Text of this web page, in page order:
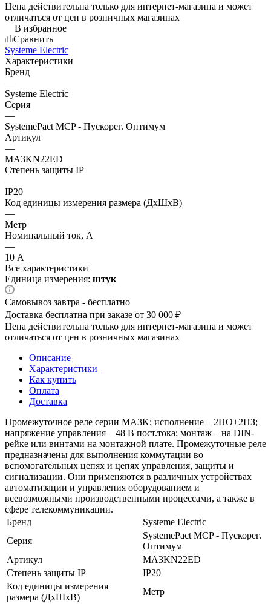
Цена действительна только для интернет-магазина и может
отличаться от цен в розничных магазинах
В избранное
Сравнить
Systeme Electric
Характеристики
Бренд
—
Systeme Electric
Серия
—
SystemePact MCP - Пускорег. Оптимум
Артикул
—
MA3KN22ED
Степень защиты IP
—
IP20
Код единицы измерения размера (ДхШхВ)
—
Метр
Номинальный ток, А
—
10 А
Все характеристики
Единица измерения: штук
Самовывоз завтра - бесплатно
Доставка бесплатна при заказе от 30 000 ₽
Цена действительна только для интернет-магазина и может
отличаться от цен в розничных магазинах
Описание
Характеристики
Как купить
Оплата
Доставка
Промежуточное реле серии MA3K; исполнение – 2НО+2НЗ;
напряжение управления – 48 В пост.тока; монтаж – на DIN-
рейке или винтами на монтажной плате. Промежуточные реле
предназначены для выполнения коммутации во
вспомогательных цепях и цепях управления, защиты и
сигнализации. Они применяются в различных устройствах
автоматизации и управления оборудованием и
всевозможными производственными процессами, а также в
сфере телекоммуникации.
Бренд
Systeme Electric
Серия
SystemePact MCP - Пускорег.
Оптимум
Артикул
MA3KN22ED
Степень защиты IP
IP20
Код единицы измерения
размера (ДхШхВ)
Метр